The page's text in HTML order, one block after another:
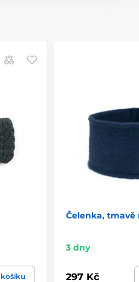
košíku
Čelenka, tmavě
3 dny
297 Kč